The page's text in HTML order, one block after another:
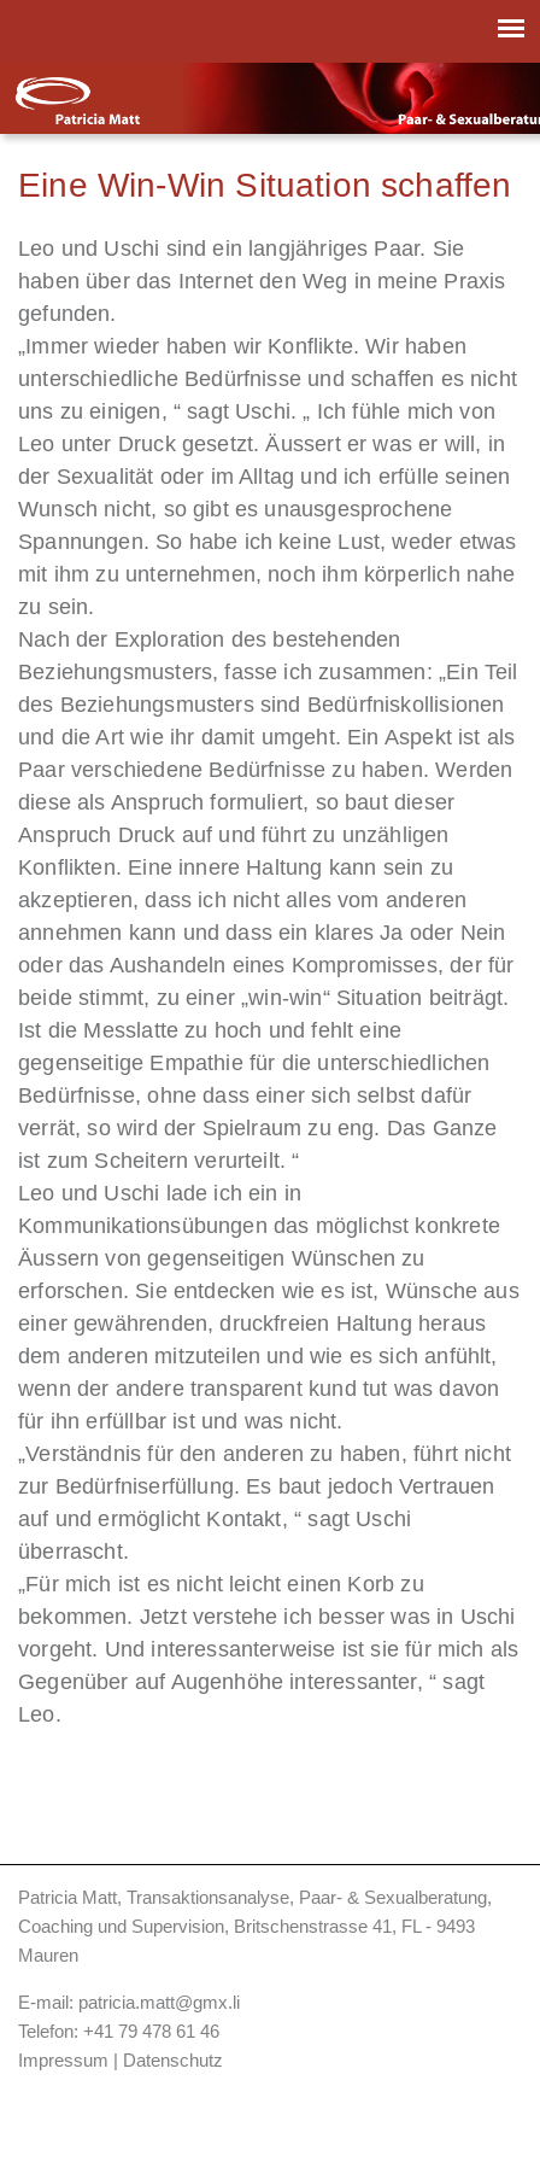
Eine Win-Win Situation schaffen
Leo und Uschi sind ein langjähriges Paar. Sie
haben über das Internet den Weg in meine Praxis
gefunden.
„Immer wieder haben wir Konflikte. Wir haben
unterschiedliche Bedürfnisse und schaffen es nicht
uns zu einigen, “ sagt Uschi. „ Ich fühle mich von
Leo unter Druck gesetzt. Äussert er was er will, in
der Sexualität oder im Alltag und ich erfülle seinen
Wunsch nicht, so gibt es unausgesprochene
Spannungen. So habe ich keine Lust, weder etwas
mit ihm zu unternehmen, noch ihm körperlich nahe
zu sein.
Nach der Exploration des bestehenden
Beziehungsmusters, fasse ich zusammen: „Ein Teil
des Beziehungsmusters sind Bedürfniskollisionen
und die Art wie ihr damit umgeht. Ein Aspekt ist als
Paar verschiedene Bedürfnisse zu haben. Werden
diese als Anspruch formuliert, so baut dieser
Anspruch Druck auf und führt zu unzähligen
Konflikten. Eine innere Haltung kann sein zu
akzeptieren, dass ich nicht alles vom anderen
annehmen kann und dass ein klares Ja oder Nein
oder das Aushandeln eines Kompromisses, der für
beide stimmt, zu einer „win-win“ Situation beiträgt.
Ist die Messlatte zu hoch und fehlt eine
gegenseitige Empathie für die unterschiedlichen
Bedürfnisse, ohne dass einer sich selbst dafür
verrät, so wird der Spielraum zu eng. Das Ganze
ist zum Scheitern verurteilt. “
Leo und Uschi lade ich ein in
Kommunikationsübungen das möglichst konkrete
Äussern von gegenseitigen Wünschen zu
erforschen. Sie entdecken wie es ist, Wünsche aus
einer gewährenden, druckfreien Haltung heraus
dem anderen mitzuteilen und wie es sich anfühlt,
wenn der andere transparent kund tut was davon
für ihn erfüllbar ist und was nicht.
„Verständnis für den anderen zu haben, führt nicht
zur Bedürfniserfüllung. Es baut jedoch Vertrauen
auf und ermöglicht Kontakt, “ sagt Uschi
überrascht.
„Für mich ist es nicht leicht einen Korb zu
bekommen. Jetzt verstehe ich besser was in Uschi
vorgeht. Und interessanterweise ist sie für mich als
Gegenüber auf Augenhöhe interessanter, “ sagt
Leo.
Patricia Matt, Transaktionsanalyse, Paar- & Sexualberatung,
Coaching und Supervision, Britschenstrasse 41, FL - 9493
Mauren
E-mail: patricia.matt@gmx.li
Telefon: +41 79 478 61 46
Impressum | Datenschutz